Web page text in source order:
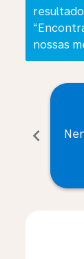
nossas
chevron_left